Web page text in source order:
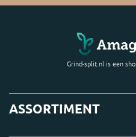
Grind-split.nl is een
ASSORTIMENT